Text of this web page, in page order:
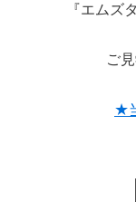
『エムズ
ご
★